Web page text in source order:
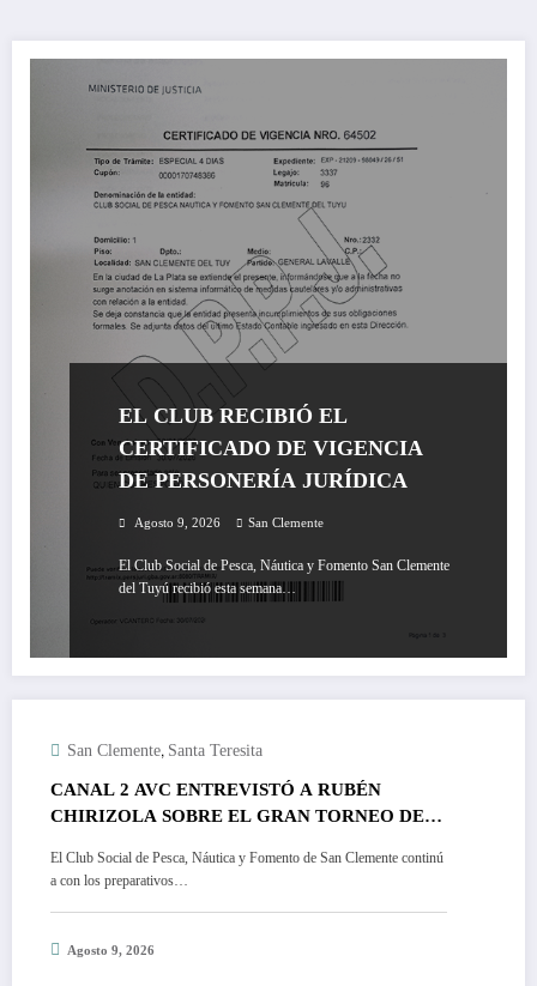
EL CLUB RECIBIÓ EL
CERTIFICADO DE VIGENCIA
DE PERSONERÍA JURÍDICA
Agosto 9, 2026 San Clemente
El Club Social de Pesca, Náutica y Fomento San Clemente
del Tuyú recibió esta semana…
San Clemente, Santa Teresita
CANAL 2 AVC ENTREVISTÓ A RUBÉN
CHIRIZOLA SOBRE EL GRAN TORNEO DE
El Club Social de Pesca, Náutica y Fomento de San Clemente continú
a con los preparativos…
Agosto 9, 2026